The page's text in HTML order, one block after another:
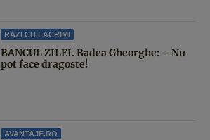
RAZI CU LACRIMI
BANCUL ZILEI. Badea Gheorghe: – Nu
pot face dragoste!
AVANTAJE.RO